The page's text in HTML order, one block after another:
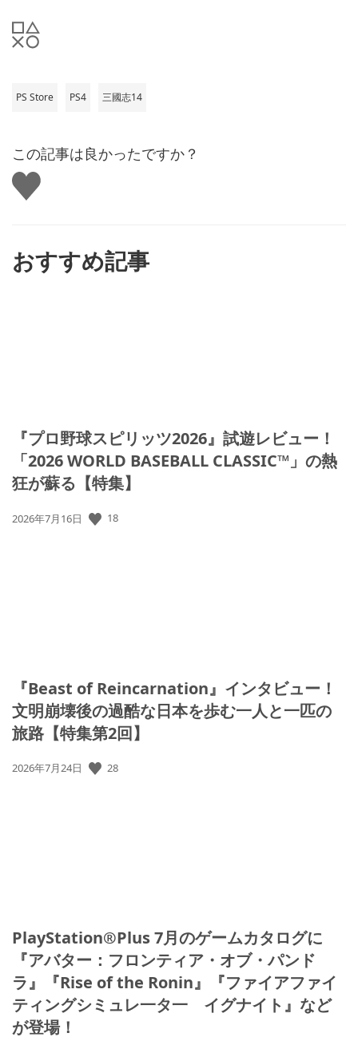
PS Store PS4 三國志14
この記事は良かったですか？
い
い
おすすめ記事
『プロ野球スピリッツ2026』試遊レビュー！
「2026 WORLD BASEBALL CLASSIC™」の熱
狂が蘇る【特集】
公
2026年7月16日 18
『Beast of Reincarnation』インタビュー！
文明崩壊後の過酷な日本を歩む一人と一匹の
旅路【特集第2回】
公
2026年7月24日 28
PlayStation®Plus 7月のゲームカタログに
『アバター：フロンティア・オブ・パンド
ラ』『Rise of the Ronin』『ファイアファイ
ティングシミュレ一タ一 イグナイト』など
が登場！